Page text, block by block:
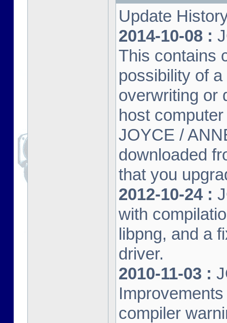
Update
2014-10-08 :
This contains
possibility of
overwriting or
host
JOYCE /
downloaded
that you
2012-10-24 :
with
libpng, and a
driver.
2010-11-03 :
compiler